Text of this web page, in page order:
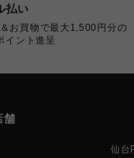
払い
お買物で最大1,500円分の
イント進呈
舗
仙台